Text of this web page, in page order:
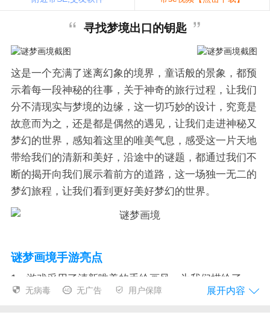
寻找梦境出口的钥匙
这是一个充满了迷离幻象的境界，童话般的景象，都预
示着每一段神秘的往事，关于神奇的旅行过程，让我们
分不清现实与梦境的边缘，这一切巧妙的设计，究竟是
故意而为之，还是都是偶然的遇见，让我们走进神秘又
梦幻的世界，感知着这里的唯美气息，感受这一片天地
带给我们的清新和美好，沿途中的谜题，都通过我们不
断的揭开向我们展示着前方的道路，这一场独一无二的
梦幻旅程，让我们看到更好美好梦幻的世界。
谜梦画境手游亮点
1、游戏采用了清新唯美的手绘画风，为我们描绘了一
幅充满了五彩缤纷的童话世界，让我们在这里可以享受
无病毒 无广告 用户保障 展开内容